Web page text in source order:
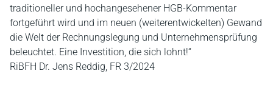
traditioneller und hochangesehener HGB-Kommentar
fortgeführt wird und im neuen (weiterentwickelten) Gewand
die Welt der Rechnungslegung und Unternehmensprüfung
beleuchtet. Eine Investition, die sich lohnt!“
RiBFH Dr. Jens Reddig, FR 3/2024